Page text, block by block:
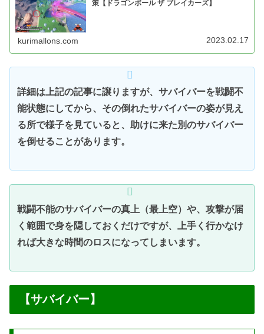
策【ドラゴンボール ザ ブレイカーズ】
kurimallons.com 2023.02.17
詳細は上記の記事に譲りますが、サバイバーを戦闘不
能状態にしてから、その倒れたサバイバーの姿が見え
る所で様子を見ていると、助けに来た別のサバイバー
を倒せることがあります。
戦闘不能のサバイバーの真上（最上空）や、攻撃が届
く範囲で身を隠しておくだけですが、上手く行かなけ
れば大きな時間のロスになってしまいます。
【サバイバー】